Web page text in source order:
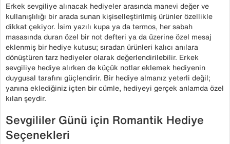
Erkek sevgiliye alınacak hediyeler arasında manevi değer ve
kullanışlılığı bir arada sunan kişiselleştirilmiş ürünler özellikle
dikkat çekiyor. İsim yazılı kupa ya da termos, her sabah
masasında duran özel bir not defteri ya da üzerine özel mesaj
eklenmiş bir hediye kutusu; sıradan ürünleri kalıcı anılara
dönüştüren tarz hediyeler olarak değerlendirilebilir. Erkek
sevgiliye hediye alırken de küçük notlar eklemek hediyenin
duygusal tarafını güçlendirir. Bir hediye almanız yeterli değil;
yanına eklediğiniz içten bir cümle, hediyeyi gerçek anlamda özel
kılan şeydir.
Sevgililer Günü için Romantik Hediye
Seçenekleri